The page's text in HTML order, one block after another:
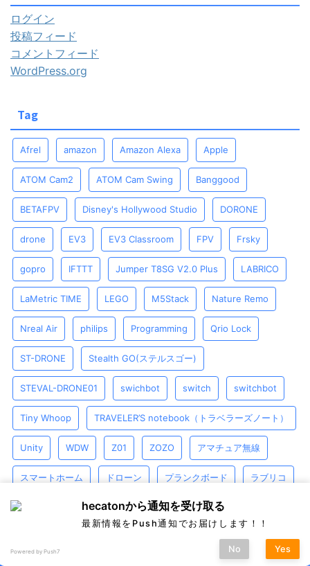
ログイン
投稿フィード
コメントフィード
WordPress.org
Tag
Afrel amazon Amazon Alexa Apple
ATOM Cam2 ATOM Cam Swing Banggood
BETAFPV Disney's Hollywood Studio DORONE
drone EV3 EV3 Classroom FPV Frsky
gopro IFTTT Jumper T8SG V2.0 Plus LABRICO
LaMetric TIME LEGO M5Stack Nature Remo
Nreal Air philips Programming Qrio Lock
ST-DRONE Stealth GO(ステルスゴー)
STEVAL-DRONE01 swichbot switch switchbot
Tiny Whoop TRAVELER’S notebook（トラベラーズノート）
Unity WDW Z01 ZOZO アマチュア無線
スマートホーム ドローン プランクボード ラブリコ
書斎 hecatonから通知を受け取る
最新情報をPush通知でお届けします！！
Powered by Push7 No Yes